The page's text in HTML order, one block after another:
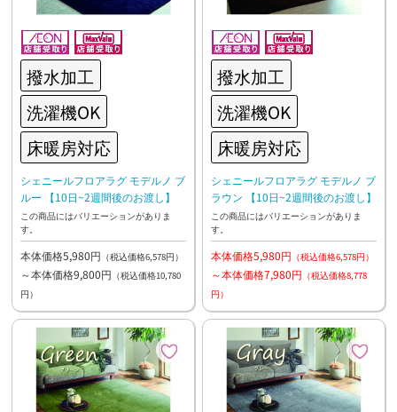
シェニールフロアラグ モデルノ ブ
ルー 【10日~2週間後のお渡し】
撥水加工
洗濯機OK
床暖房対応
この商品にはバリエーションがありま
す。
本体価格5,980円 （税込価格6,578円）
～本体価格9,800円 （税込価格10,780
円）
シェニールフロアラグ モデルノ ブ
ラウン 【10日~2週間後のお渡し】
撥水加工
洗濯機OK
床暖房対応
この商品にはバリエーションがありま
す。
本体価格5,980円 （税込価格6,578円）
～本体価格7,980円 （税込価格8,778
円）